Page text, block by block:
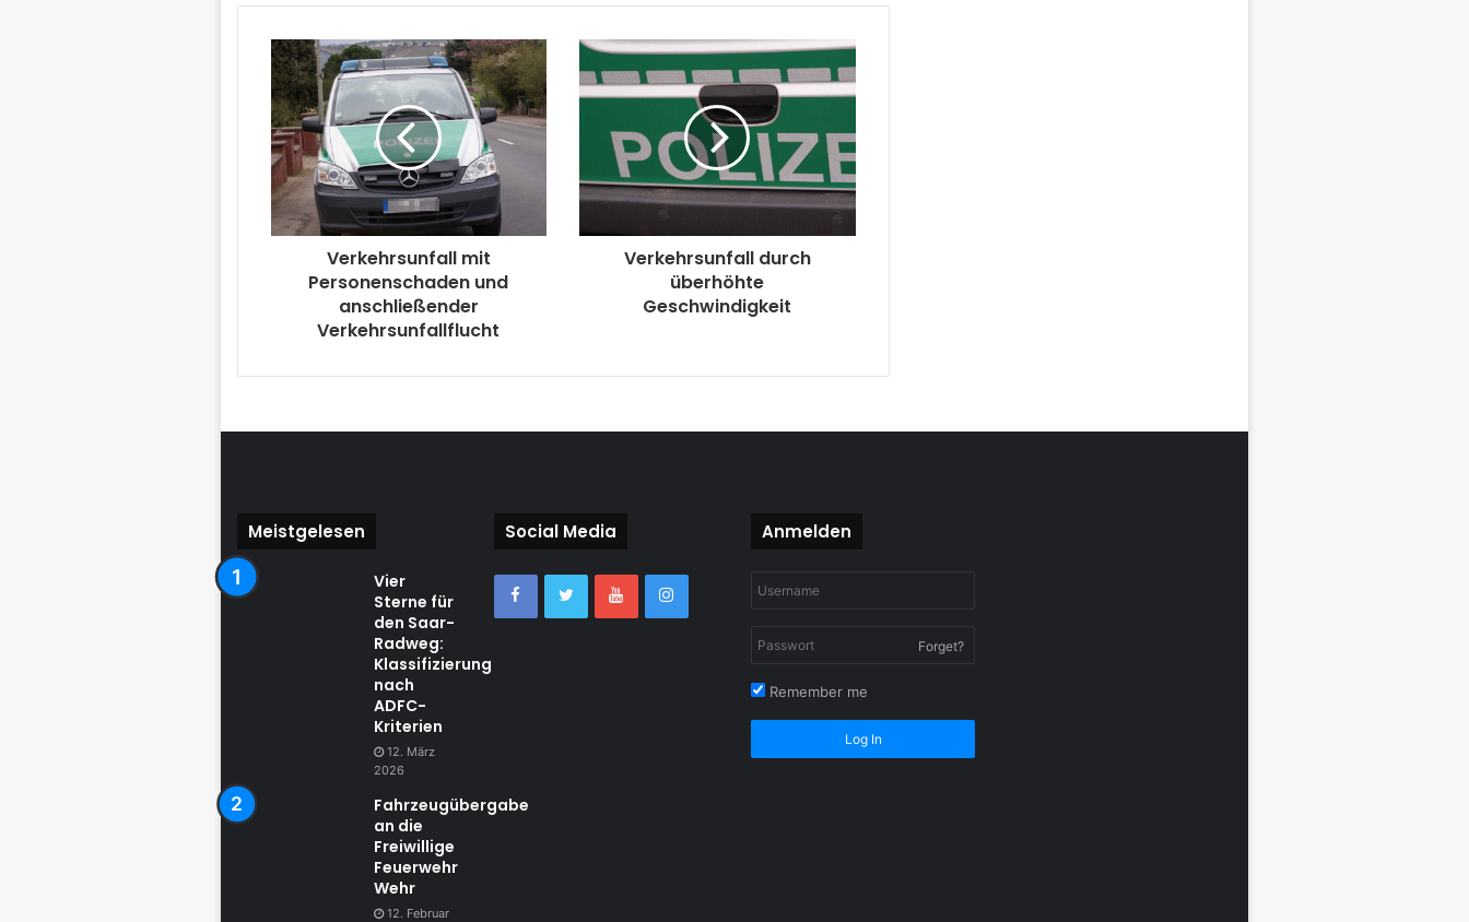
Verkehrsunfall mit
Personenschaden und
anschließender
Verkehrsunfallflucht
Verkehrsunfall durch
überhöhte
Geschwindigkeit
Meistgelesen
Vier
Sterne für
den Saar-
Radweg:
Klassifizierung
nach
ADFC-
Kriterien
12. März
2026
Fahrzeugübergabe
an die
Freiwillige
Feuerwehr
Wehr
12. Februar
Social Media Anmelden
Forget?
Remember me
Log In